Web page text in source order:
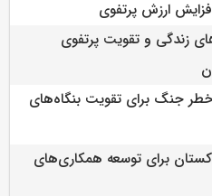
ارزش پرتفوی
زندگی و تقویت پرتفوی
جنگ برای تقویت بنگاه‌های
برای توسعه همکاری‌های